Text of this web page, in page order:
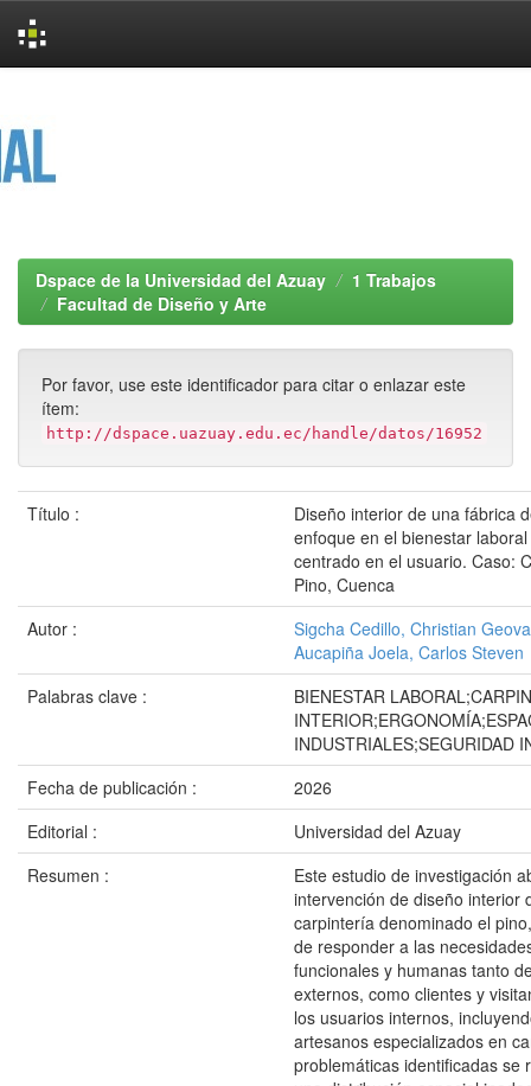
Dspace de la Universidad del Azuay
1 Trabajos
Facultad de Diseño y Arte
Por favor, use este identificador para citar o enlazar este
ítem:
http://dspace.uazuay.edu.ec/handle/datos/16952
Título :
Diseño interior de una fábrica
enfoque en el bienestar
centrado en el usuario. Caso:
Pino, Cuenca
Autor :
Sigcha Cedillo, Christian
Aucapiña Joela, Carlos Steven
Palabras clave :
BIENESTAR
INDUSTRIALES;SEGURIDAD
Fecha de publicación :
2026
Editorial :
Universidad del Azuay
Resumen :
Este estudio de investigación
intervención de diseño interior
carpintería denominado el
de responder a las
funcionales y humanas tanto
externos, como clientes y
los usuarios internos,
artesanos especializados en
problemáticas identificadas se